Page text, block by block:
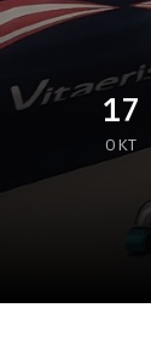
17
ОКТ